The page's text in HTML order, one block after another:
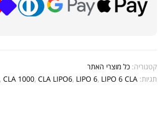
קטגוריה: כל מוצרי האתר
תגיות:
,CLA 1000,CLA LIPO6, LIPO 6, LIPO 6 CLA